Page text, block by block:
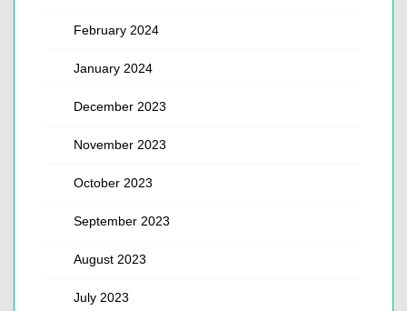
February 2024
January 2024
December 2023
November 2023
October 2023
September 2023
August 2023
July 2023